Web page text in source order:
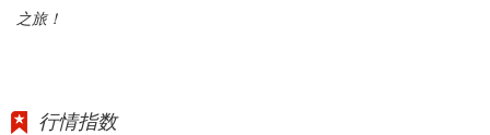
之旅！
行情指数